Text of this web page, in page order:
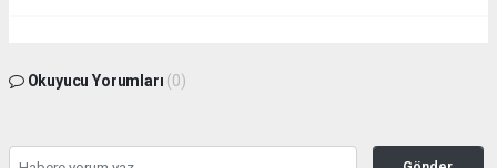
Okuyucu Yorumları (0)